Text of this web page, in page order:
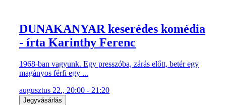
DUNAKANYAR keserédes komédia
- írta Karinthy Ferenc
1968-ban vagyunk. Egy presszóba, zárás előtt, betér egy
magányos férfi egy ...
augusztus 22., 20:00 - 21:20
Jegyvásárlás